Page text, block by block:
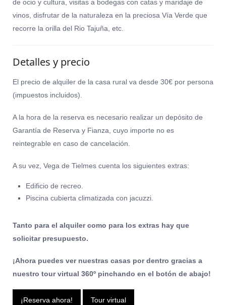
de ocio y cultura, visitas a bodegas con catas y maridaje de
vinos, disfrutar de la naturaleza en la preciosa Vía Verde que
recorre la orilla del Rio Tajuña, etc.
Detalles y precio
El precio de alquiler de la casa rural va desde 30€ por persona
(impuestos incluidos).
A la hora de la reserva es necesario realizar un depósito de
Garantía de Reserva y Fianza, cuyo importe no es
reintegrable en caso de cancelación.
A su vez, Vega de Tielmes cuenta los siguientes extras:
Edificio de recreo.
Piscina cubierta climatizada con jacuzzi.
Tanto para el alquiler como para los extras hay que
solicitar presupuesto.
¡Ahora puedes ver nuestras casas por dentro gracias a
nuestro tour virtual 360º pinchando en el botón de abajo!
¡Reserva ahora! Tour virtual